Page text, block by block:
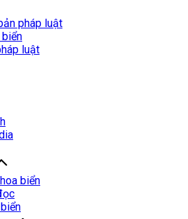
pháp luật
luật
biển